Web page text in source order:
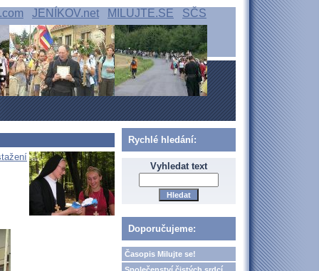
JENÍKOV.net MILUJTE.SE SČS
Rychlé hledání:
Vyhledat text
Doporučujeme:
Časopis Milujte se!